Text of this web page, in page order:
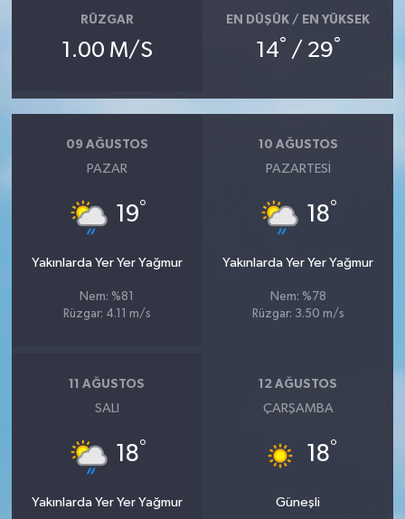
RÜZGAR
1.00 M/S
EN DÜŞÜK / EN YÜKSEK
14° / 29°
09 AĞUSTOS
PAZAR
19°
Yakınlarda Yer Yer Yağmur
Nem: %81
Rüzgar: 4.11 m/s
10 AĞUSTOS
PAZARTESI
18°
Yakınlarda Yer Yer Yağmur
Nem: %78
Rüzgar: 3.50 m/s
11 AĞUSTOS
SALI
18°
Yakınlarda Yer Yer Yağmur
12 AĞUSTOS
ÇARŞAMBA
18°
Güneşli